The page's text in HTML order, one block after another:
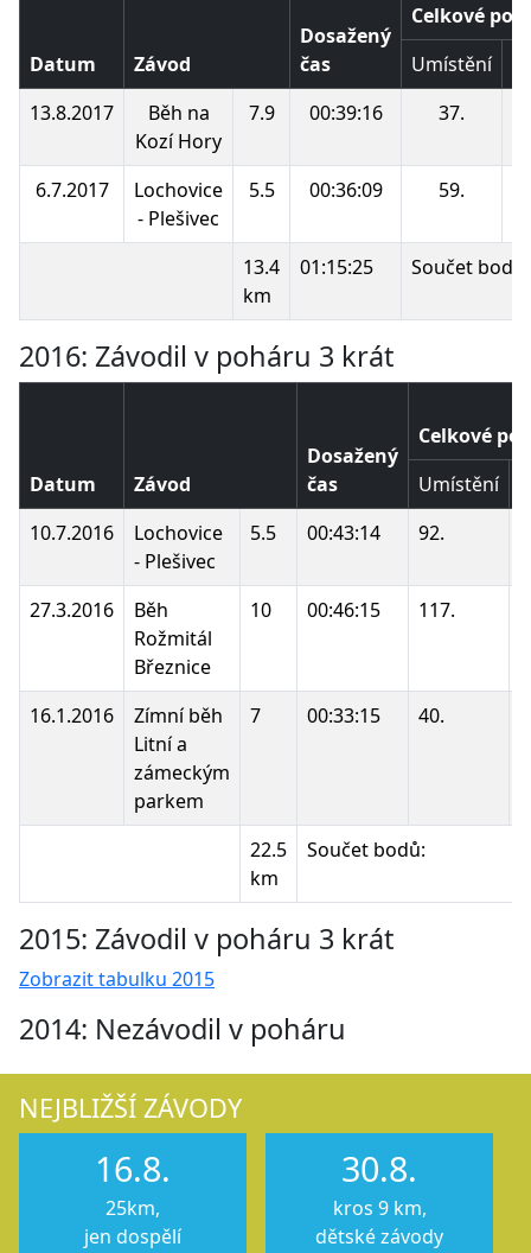
Datum Závod
Dosažený
čas
Celkové
Umístění
13.8.2017
Běh na
Kozí Hory
7.9 00:39:16 37.
6.7.2017
Lochovice
- Plešivec
5.5 00:36:09 59.
13.4
km
01:15:25 Součet bodů:
2016: Závodil v poháru 3 krát
Datum Závod
Dosažený
čas
Celkové
Umístění
10.7.2016
Lochovice
- Plešivec
5.5 00:43:14 92.
27.3.2016
Běh
Rožmitál
Březnice
10 00:46:15 117.
16.1.2016
Zímní běh
Litní a
zámeckým
parkem
7 00:33:15 40.
22.5
km
Součet bodů:
2015: Závodil v poháru 3 krát
Zobrazit tabulku 2015
2014: Nezávodil v poháru
NEJBLIŽŠÍ ZÁVODY
16.8.
25km,
jen dospělí
30.8.
kros 9 km,
dětské závody